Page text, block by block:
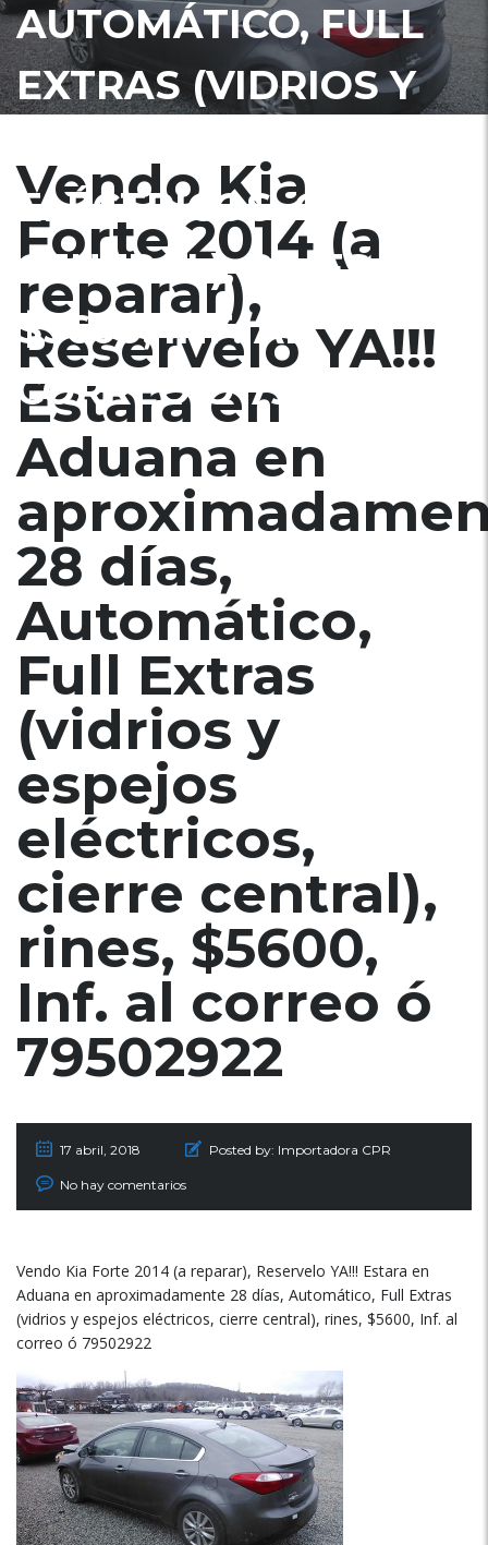
AUTOMÁTICO, FULL
EXTRAS (VIDRIOS Y
ELÉCTRICOS, CIERRE
CENTRAL), RINES,
$5600, INF. AL
CORREO Ó 79502922
Vendo Kia
Forte 2014 (a
reparar),
Reservelo YA!!!
Estara en
Aduana en
28 días,
Automático,
Full Extras
(vidrios y
espejos
eléctricos,
cierre central),
rines, $5600,
Inf. al correo ó
79502922
17 abril, 2018 Posted by: Importadora CPR
No hay comentarios
Vendo Kia Forte 2014 (a reparar), Reservelo YA!!! Estara en
Aduana en aproximadamente 28 días, Automático, Full Extras
(vidrios y espejos eléctricos, cierre central), rines, $5600, Inf. al
correo ó 79502922